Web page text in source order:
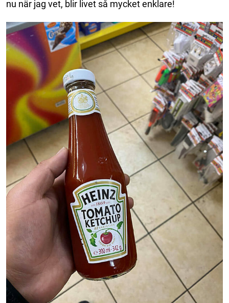
nu när jag vet, blir livet så mycket enklare!